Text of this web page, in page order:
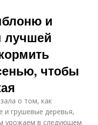
и
лучшей
чтобы
о том, как
и грушевые деревья,
урожаем в следующем